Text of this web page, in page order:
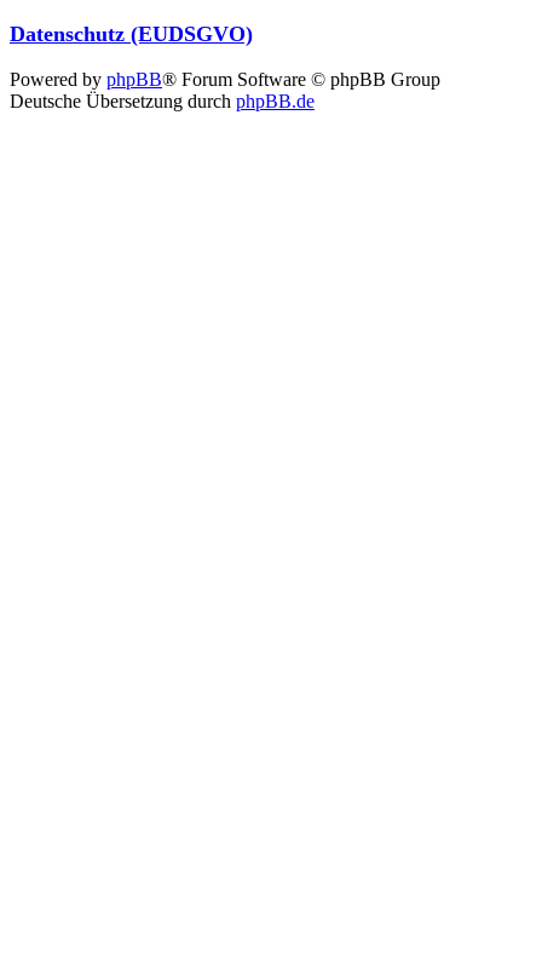
Datenschutz (EUDSGVO)
Powered by phpBB® Forum Software © phpBB Group
Deutsche Übersetzung durch phpBB.de